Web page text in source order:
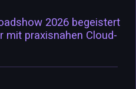
2026 begeistert
mit praxisnahen Cloud-